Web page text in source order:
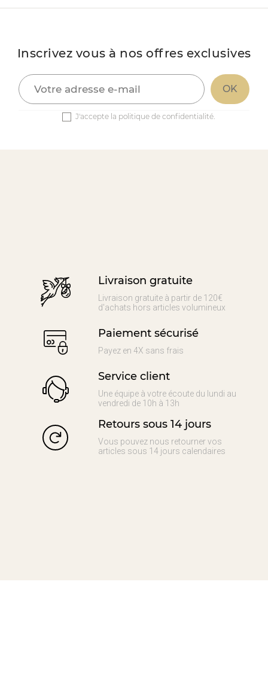
Inscrivez vous à nos offres exclusives
J'accepte la politique de confidentialité.
Livraison gratuite
Livraison gratuite à partir de 120€
d'achats hors articles volumineux
Paiement sécurisé
Payez en 4X sans frais
Service client
Une équipe à votre écoute du lundi au
vendredi de 10h à 13h
Retours sous 14 jours
Vous pouvez nous retourner vos
articles sous 14 jours calendaires